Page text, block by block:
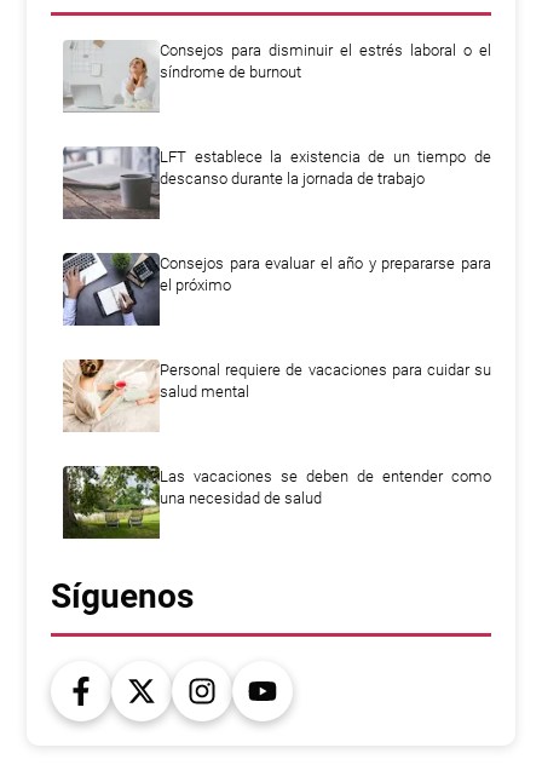
Consejos para disminuir el estrés laboral o el
síndrome de burnout
LFT establece la existencia de un tiempo de
descanso durante la jornada de trabajo
Consejos para evaluar el año y prepararse para
el próximo
Personal requiere de vacaciones para cuidar su
salud mental
Las vacaciones se deben de entender como
una necesidad de salud
Síguenos